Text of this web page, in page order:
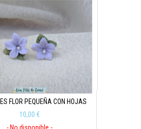
FLOR PEQUEÑA CON HOJAS
10,00 €